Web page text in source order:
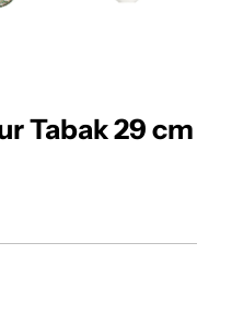
Tabak 29 cm